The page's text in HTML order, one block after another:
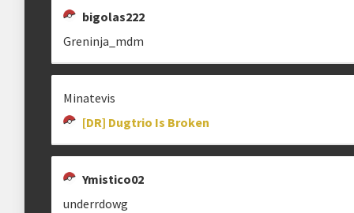
bigolas222
Greninja_mdm
Minatevis
[DR] Dugtrio Is Broken
Ymistico02
underrdowg